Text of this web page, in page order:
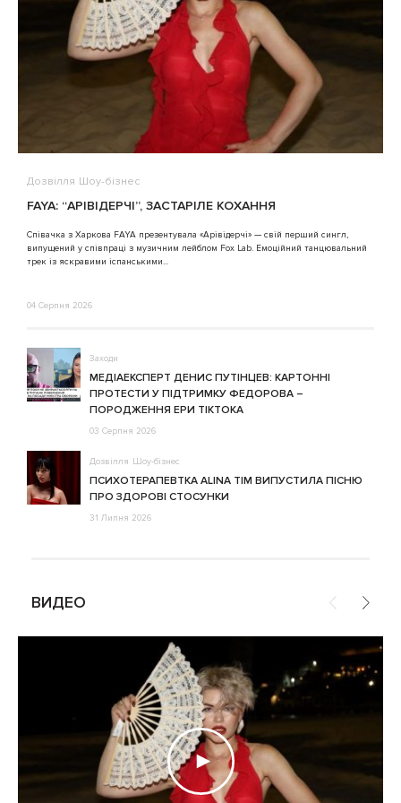
Дозвілля Шоу-бізнес
FAYA: “АРІВІДЕРЧІ”, ЗАСТАРІЛЕ КОХАННЯ
Співачка з Харкова FAYA презентувала «Арівідерчі» — свій перший сингл,
випущений у співпраці з музичним лейблом Fox Lab. Емоційний танцювальний
трек із яскравими іспанськими...
04 Серпня 2026
Заходи
МЕДІАЕКСПЕРТ ДЕНИС ПУТІНЦЕВ: КАРТОННІ
ПРОТЕСТИ У ПІДТРИМКУ ФЕДОРОВА –
ПОРОДЖЕННЯ ЕРИ ТІКТОКА
03 Серпня 2026
Дозвілля Шоу-бізнес
ПСИХОТЕРАПЕВТКА ALINA TIM ВИПУСТИЛА ПІСНЮ
ПРО ЗДОРОВІ СТОСУНКИ
31 Липня 2026
ВИДЕО